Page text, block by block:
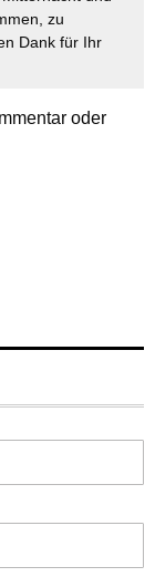
zu
Dank für Ihr
oder